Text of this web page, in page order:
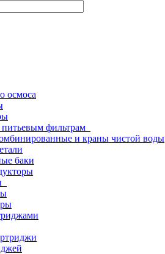
осмоса
фильтрам
и краны чистой воды
баки